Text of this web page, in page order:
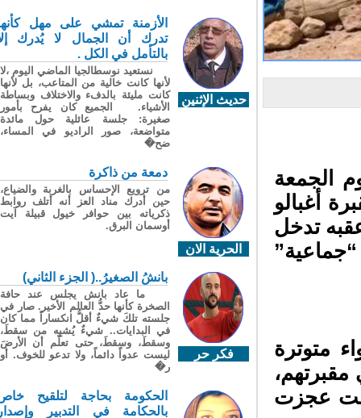
الجمعة
أغبالو
تدخل
متوترة
عجزت
حديث الإثنين
الأزمنة تمشي على مهل كأنها
تدرك أن الجمال لا يُدرك إلا
بالتأمل في الكل .
نستعيد نوسطالجيا الماضي اليوم ،لا
لأنها كانت خالية من المتاعب، بل لأنها
كانت مليئة بالدفء والاختلاف وبساطة
الأشياء. الجميع كان يفرح بأمور
صغيرة: جلسة عائلية حول مائدة
متواضعة، صور الراديو في المساء،
ضح�
الحرية الان
دمعة من ذاكرة
من ترويع الإحساس بالغربة والضياع،
حين أدرك مناد العز أنه أتلف روابط
ذكرياته بين حوافر خيول قبيلة آيت
أوسمان البرق.
فكر حر
بانشُ الصغيرُ..( الجزء الثاني)
ما عاد بانش يجلس عند حافة
الصخرة كأنها حدُّ العالم الأخير. صار في
جلسته تلكَ شيءٌ أقلُّ انكساراً مما كان
في البدايات.. شيءٌ يُشبِه من سقطَ،
وسقطَ، وسقطَ، حتى تعلّم أن الأرضَ
ليست عدواً دائماً، ولا تدعو للخوف. أو
ر�
الحكومة بحاجة لتلقيح خاص
بالحكامة في التدبير وإصدار